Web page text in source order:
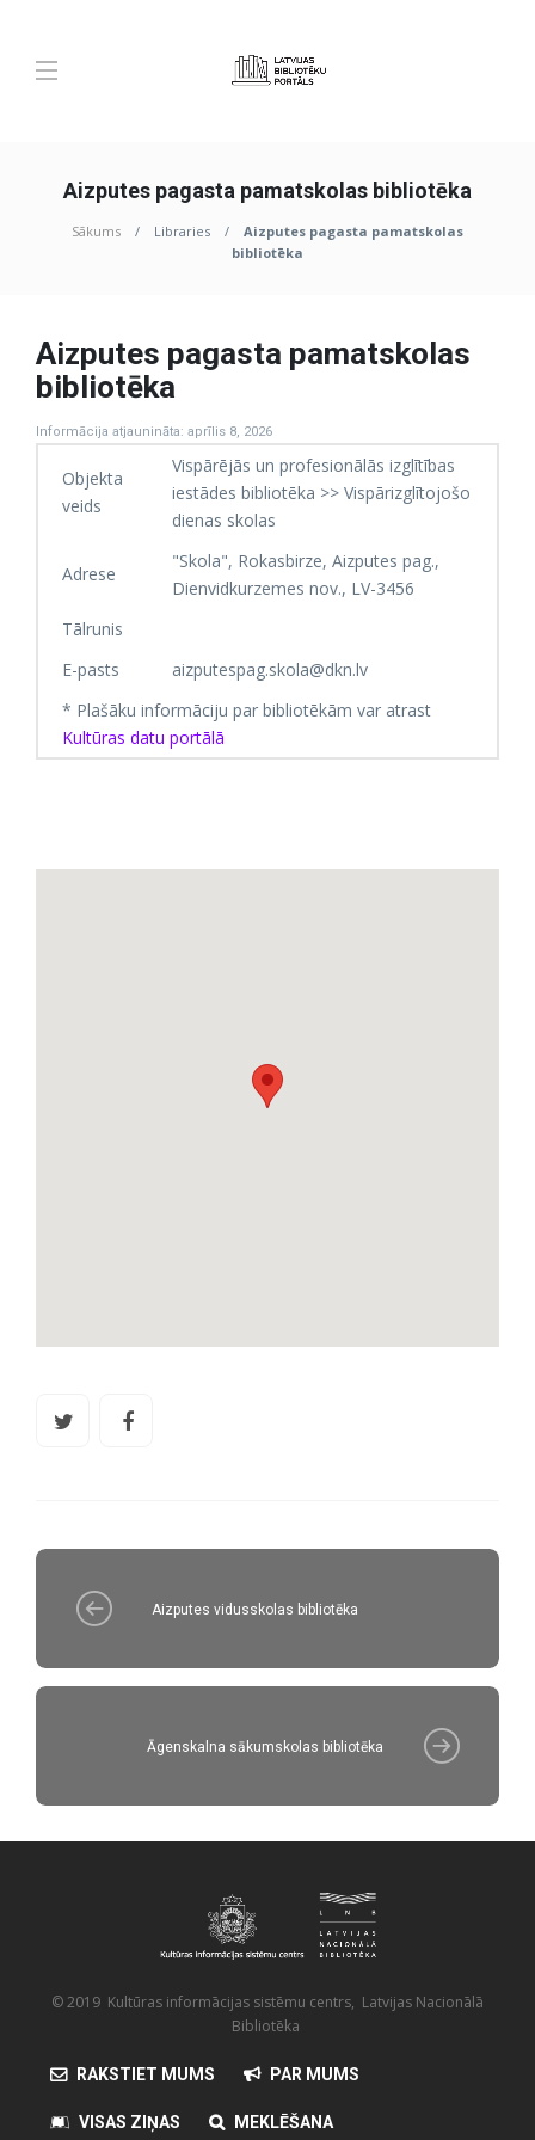
Aizputes pagasta pamatskolas bibliotēka
Sākums Libraries
Aizputes pagasta pamatskolas
bibliotēka
Aizputes pagasta pamatskolas
bibliotēka
Informācija atjaunināta: aprīlis 8, 2026
Objekta
veids
Vispārējās un profesionālās izglītības
iestādes bibliotēka >> Vispārizglītojošo
dienas skolas
Adrese
"Skola", Rokasbirze, Aizputes pag.,
Dienvidkurzemes nov., LV-3456
Tālrunis
E-pasts
aizputespag.skola@dkn.lv
* Plašāku informāciju par bibliotēkām var atrast
Kultūras datu portālā
Aizputes vidusskolas bibliotēka
Āgenskalna sākumskolas bibliotēka
© 2019 Kultūras informācijas sistēmu centrs, Latvijas Nacionālā
Bibliotēka
RAKSTIET MUMS PAR MUMS
VISAS ZIŅAS MEKLĒŠANA